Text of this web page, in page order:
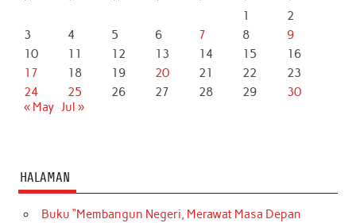
1
2
3
4 5 6 7 8
9
10
11 12 13 14 15
16
17
18 19 20 21 22
23
24
25 26 27 28 29
30
« May Jul »
HALAMAN
Buku “Membangun Negeri, Merawat Masa Depan